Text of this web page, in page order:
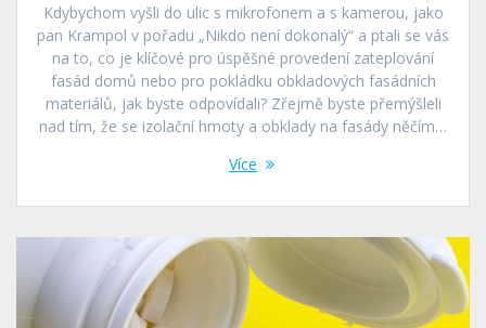
Kdybychom vyšli do ulic s mikrofonem a s kamerou, jako
pan Krampol v pořadu „Nikdo není dokonalý“ a ptali se vás
na to, co je klíčové pro úspěšné provedení zateplování
fasád domů nebo pro pokládku obkladových fasádních
materiálů, jak byste odpovídali? Zřejmě byste přemýšleli
nad tím, že se izolační hmoty a obklady na fasády něčím…
Více